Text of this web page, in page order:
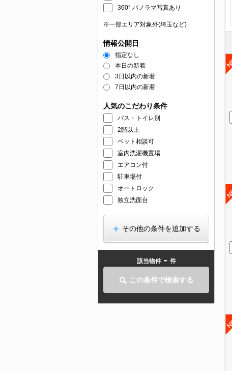
360° パノラマ写真あり
※一部エリア対象外(埼玉など)
情報公開日
指定なし
本日の新着
3日以内の新着
7日以内の新着
人気のこだわり条件
バス・トイレ別
2階以上
ペット相談可
室内洗濯機置場
エアコン付
駐車場付
オートロック
独立洗面台
その他の条件を追加する
該当物件 - 件
この条件で検索する